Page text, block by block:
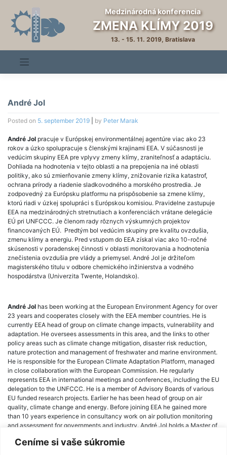
Ceníme si vaše súkromie
content
Medzinárodná konferencia
ZMENA KLÍMY 2019
13. - 15. 11. 2019, Bratislava
André Jol
Posted on 5. september 2019 by Peter Marak
André Jol pracuje v Európskej environmentálnej agentúre viac ako 23
rokov a úzko spolupracuje s členskými krajinami EEA. V súčasnosti je
vedúcim skupiny EEA pre vplyvy zmeny klímy, zraniteľnosť a adaptáciu.
Dohliada na hodnotenia v tejto oblasti a na prepojenia na iné oblasti
politiky, ako sú zmierňovanie zmeny klímy, znižovanie rizika katastrof,
ochrana prírody a riadenie sladkovodného a morského prostredia. Je
zodpovedný za Európsku platformu na prispôsobenie sa zmene klímy,
ktorú riadi v úzkej spolupráci s Európskou komisiou. Pravidelne zastupuje
EEA na medzinárodných stretnutiach a konferenciách vrátane delegácie
EÚ pri UNFCCC. Je členom rady rôznych výskumných projektov
financovaných EÚ. Predtým bol vedúcim skupiny pre kvalitu ovzdušia,
zmenu klímy a energiu. Pred vstupom do EEA získal viac ako 10-ročné
skúsenosti v poradenskej činnosti v oblasti monitorovania a hodnotenia
znečistenia ovzdušia pre vlády a priemysel. André Jol je držiteľom
magisterského titulu v odbore chemického inžinierstva a vodného
hospodárstva (Univerzita Twente, Holandsko).
André Jol has been working at the European Environment Agency for over
23 years and cooperates closely with the EEA member countries. He is
currently EEA head of group on climate change impacts, vulnerability and
adaptation. He oversees assessments in this area, and the links to other
policy areas such as climate change mitigation, disaster risk reduction,
nature protection and management of freshwater and marine environment.
He is responsible for the European Climate Adaptation Platform, managed
in close collaboration with the European Commission. He regularly
represents EEA in international meetings and conferences, including the EU
delegation to the UNFCCC. He is a member of Advisory Boards of various
EU funded research projects. Earlier he has been head of group on air
quality, climate change and energy. Before joining EEA he gained more
than 10 years experience in consultancy work on air pollution monitoring
and assessment for governments and industry. André Jol holds a Master of
Twente, the Netherlands).